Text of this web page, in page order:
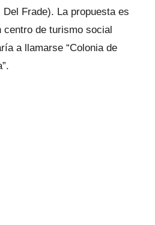
Frade). La propuesta es
de turismo social
a llamarse “Colonia de